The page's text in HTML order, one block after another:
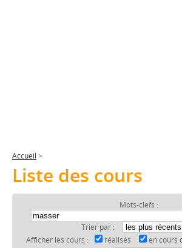
Accueil >
Liste des cours
Mots-clefs :
Trier par :
Afficher les cours :
réalisés en cours